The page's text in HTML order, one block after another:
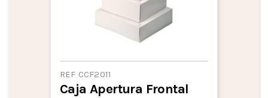
REF CCF2011
Caja Apertura Frontal